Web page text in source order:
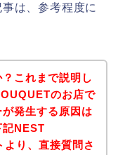
は、参考程度に
これまで説明し
のお店で
発生する原因は
記NEST
り、直接質問さ